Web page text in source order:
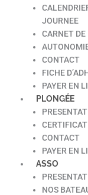
JOURNEE
CARNET DE
CONTACT
FICHE
PAYER EN
PLONGÉE
CONTACT
PAYER EN
ASSO
NOS